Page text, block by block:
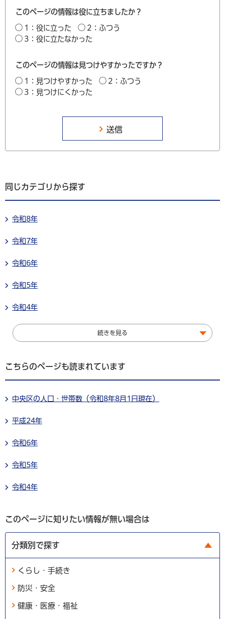
このページの情報は役に立ちましたか？
1：役に立った
2：ふつう
3：役に立たなかった
このページの情報は見つけやすかったですか？
1：見つけやすかった
2：ふつう
3：見つけにくかった
同じカテゴリから探す
令和8年
令和7年
令和6年
令和5年
令和4年
続きを見る
こちらのページも読まれています
中央区の人口・世帯数（令和8年8月1日現在）
平成24年
令和6年
令和5年
令和4年
このページに知りたい情報が無い場合は
分類別で探す
くらし・手続き
防災・安全
健康・医療・福祉